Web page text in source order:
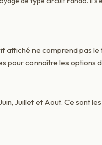
affiché ne comprend pas
pour connaître les options
Juillet et Aout. Ce sont